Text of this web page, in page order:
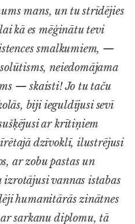
mans, un tu strīdējies
kā es mēģinātu tevi
smalkumiem, —
neiedomājama
— skaisti! Jo tu taču
biji ieguldījusi sevī
ar krītiņiem
dzīvoklī, ilustrējusi
ar zobu pastas un
vannas istabas
humanitārās zinātnes
sarkanu diplomu, tā